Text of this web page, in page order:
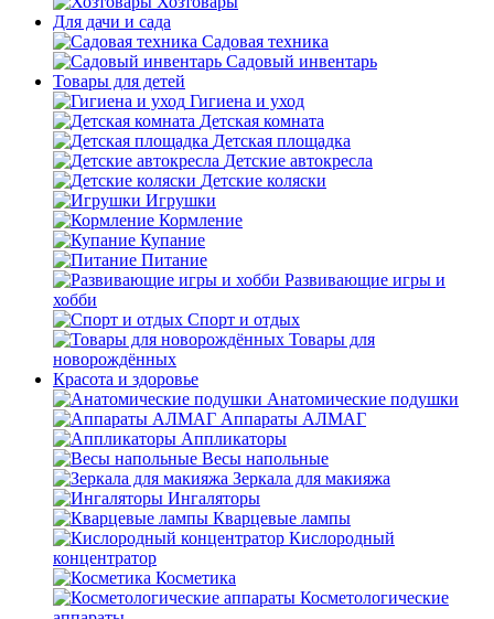
Для дачи и сада
Садовая техника
Садовый инвентарь
Товары для детей
Гигиена и уход
Детская комната
Детская площадка
Детские автокресла
Детские коляски
Игрушки
Кормление
Купание
Питание
Развивающие игры и
хобби
Спорт и отдых
Товары для
новорождённых
Красота и здоровье
Анатомические подушки
Аппараты АЛМАГ
Аппликаторы
Весы напольные
Зеркала для макияжа
Ингаляторы
Кварцевые лампы
Кислородный
концентратор
Косметика
Косметологические